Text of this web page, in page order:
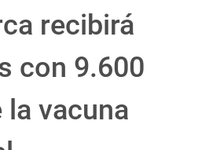
recibirá
con 9.600
vacuna